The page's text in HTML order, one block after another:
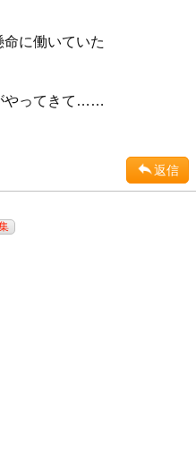
に働いていた
やってきて……
返信